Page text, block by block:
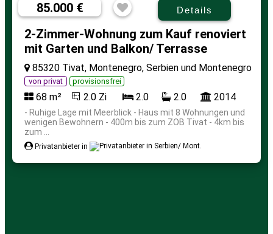
85.000 € Details
2-Zimmer-Wohnung zum Kauf renoviert
mit Garten und Balkon/ Terrasse
85320 Tivat, Montenegro, Serbien und Montenegro
von privat provisionsfrei
68 m² 2.0 Zi 2.0 2.0 2014
- Ruhige Lage mit Meerblick - Haus mit 8 Wohnungen und
wenigen Bewohnern - 400m bis zum ZOB Tivat - 4km bis
zum ...
Privatanbieter in